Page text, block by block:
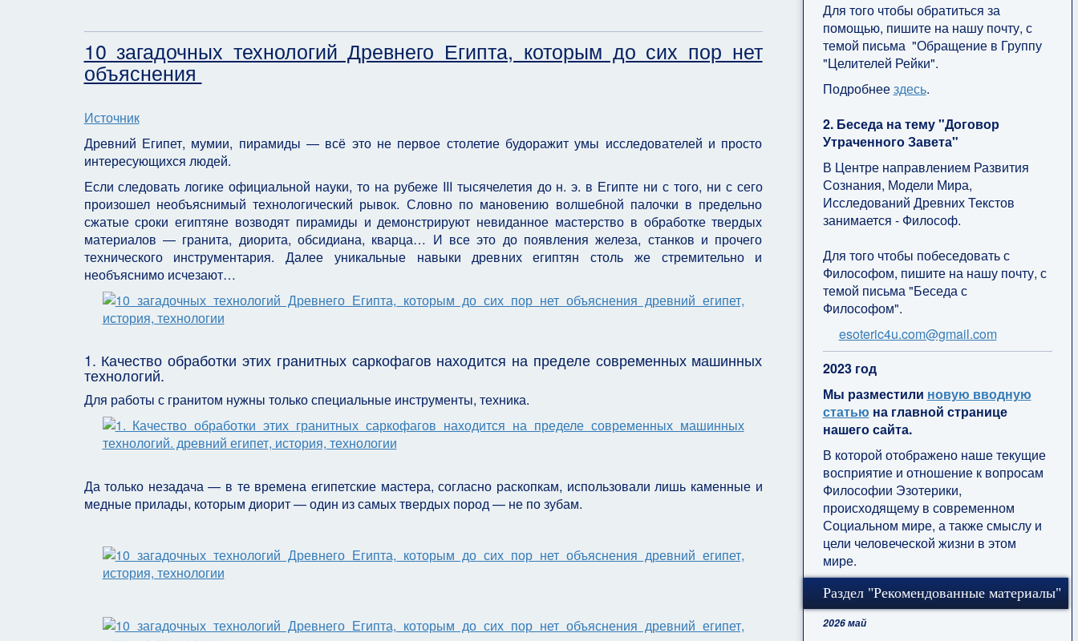
10 загадочных технологий Древнего Египта, которым до сих пор нет
объяснения
Источник
Древний Египет, мумии, пирамиды — всё это не первое столетие будоражит умы исследователей и просто
интересующихся людей.
Если следовать логике официальной науки, то на рубеже III тысячелетия до н. э. в Египте ни с того, ни с сего
произошел необъяснимый технологический рывок. Словно по мановению волшебной палочки в предельно
сжатые сроки египтяне возводят пирамиды и демонстрируют невиданное мастерство в обработке твердых
материалов — гранита, диорита, обсидиана, кварца… И все это до появления железа, станков и прочего
технического инструментария. Далее уникальные навыки древних египтян столь же стремительно и
необъяснимо исчезают…
1. Качество обработки этих гранитных саркофагов находится на пределе современных машинных
технологий.
Для работы с гранитом нужны только специальные инструменты, техника.
Да только незадача — в те времена египетские мастера, согласно раскопкам, использовали лишь каменные и
медные прилады, которым диорит — один из самых твердых пород — не по зубам.
Для того чтобы обратиться за
помощью, пишите на нашу почту, с
темой письма "Обращение в Группу
"Целителей Рейки".
Подробнеездесь.
2. Беседа на тему "Договор
Утраченного Завета"
В Центре направлением Развития
Сознания, Модели Мира,
Исследований Древних Текстов
занимается - Философ.
Для того чтобы побеседовать с
Философом, пишите на нашу почту, с
темой письма "Беседа с
Философом".
esoteric4u.com@gmail.com
2023 год
Мы разместили новую вводную
статью на главной странице
нашего сайта.
В которой отображено наше текущие
восприятие и отношение к вопросам
Философии Эзотерики,
происходящему в современном
Социальном мире, а также смыслу и
цели человеческой жизни в этом
мире.
Раздел "Рекомендованные материалы"
2026 май